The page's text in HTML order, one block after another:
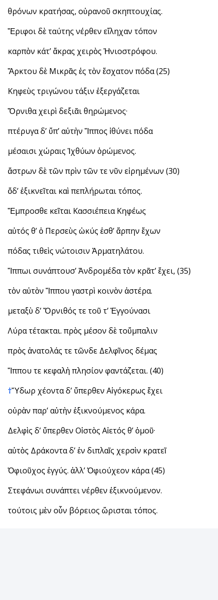
θρόνων κρατήσας, οὐρανοῦ σκηπτουχίας.
Ἔριφοι δὲ ταύτης νέρθεν εἴληχαν τόπον
καρπὸν κάτ’ ἄκρας χειρὸς Ἡνιοστρόφου.
Ἄρκτου δὲ Μικρᾶς ἐς τὸν ἔσχατον πόδα (25)
Κηφεὺς τριγώνου τάξιν ἐξεργάζεται
Ὄρνιθα χειρὶ δεξιᾶι θηρώμενος·
πτέρυγα δ’ ὕπ’ αὐτὴν Ἵππος ἰθύνει πόδα
μέσαισι χώραις Ἰχθύων ὁρώμενος.
ἄστρων δὲ τῶν πρὶν τῶν τε νῦν εἰρημένων (30)
ὅδ’ ἐξικνεῖται καὶ πεπλήρωται τόπος.
Ἔμπροσθε κεῖται Κασσιέπεια Κηφέως
αὐτός θ’ ὁ Περσεὺς ὠκύς ἐσθ’ ἅρπην ἔχων
πόδας τιθεὶς νώτοισιν Ἁρματηλάτου.
Ἵππωι συνάπτουσ’ Ἀνδρομέδα τὸν κρᾶτ’ ἔχει, (35)
τὸν αὐτὸν Ἵππου γαστρὶ κοινὸν ἀστέρα.
μεταξὺ δ’ Ὄρνιθός τε τοῦ τ’ Ἐγγούνασι
Λύρα τέτακται. πρὸς μέσον δὲ τοὔμπαλιν
πρὸς ἀνατολάς τε τῶνδε Δελφῖνος δέμας
Ἵππου τε κεφαλὴ πλησίον φαντάζεται. (40)
†Ὕδωρ χέοντα δ’ ὕπερθεν Αἰγόκερως ἔχει
οὐρὰν παρ’ αὐτὴν ἐξικνούμενος κάρα.
Δελφὶς δ’ ὕπερθεν Οἰστὸς Αἰετός θ’ ὁμοῦ·
αὐτὸς Δράκοντα δ’ ἐν διπλαῖς χερσὶν κρατεῖ
Ὀφιοῦχος ἐγγύς. ἀλλ’ Ὀφιούχεον κάρα (45)
Στεφάνωι συνάπτει νέρθεν ἐξικνούμενον.
τούτοις μὲν οὖν βόρειος ὥρισται τόπος.